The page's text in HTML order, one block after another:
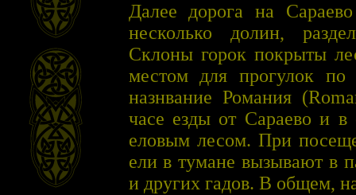
Далее дорога на
несколько долин,
Склоны горок покрыты
местом для прогулок
назнвание Романия
часе езды от Сараево и
еловым лесом. При
ели в тумане вызывают в
и других гадов. В общем,